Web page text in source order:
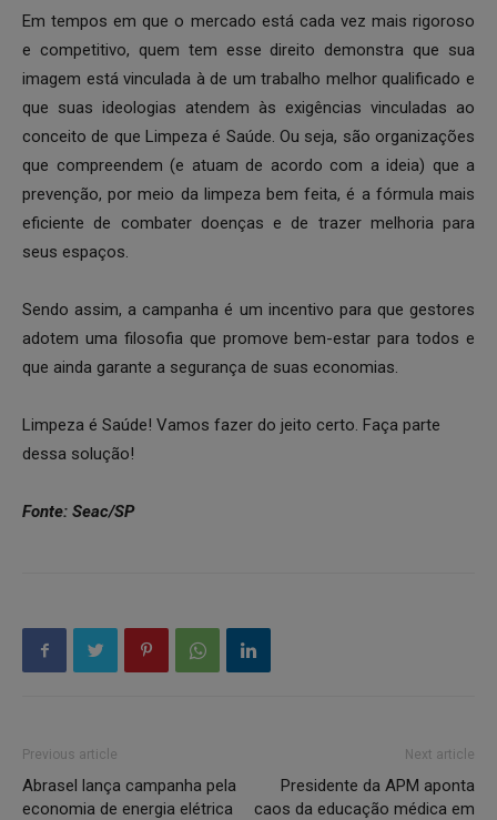
Em tempos em que o mercado está cada vez mais rigoroso
e competitivo, quem tem esse direito demonstra que sua
imagem está vinculada à de um trabalho melhor qualificado e
que suas ideologias atendem às exigências vinculadas ao
conceito de que Limpeza é Saúde. Ou seja, são organizações
que compreendem (e atuam de acordo com a ideia) que a
prevenção, por meio da limpeza bem feita, é a fórmula mais
eficiente de combater doenças e de trazer melhoria para
seus espaços.
Sendo assim, a campanha é um incentivo para que gestores
adotem uma filosofia que promove bem-estar para todos e
que ainda garante a segurança de suas economias.
Limpeza é Saúde! Vamos fazer do jeito certo. Faça parte
dessa solução!
Fonte: Seac/SP
Previous article
Abrasel lança campanha pela
economia de energia elétrica
Next article
Presidente da APM aponta
caos da educação médica em